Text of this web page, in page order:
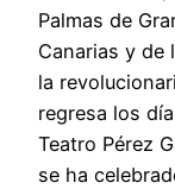
Palmas de
Canarias y de
la
regresa los
Teatro Pérez
se ha